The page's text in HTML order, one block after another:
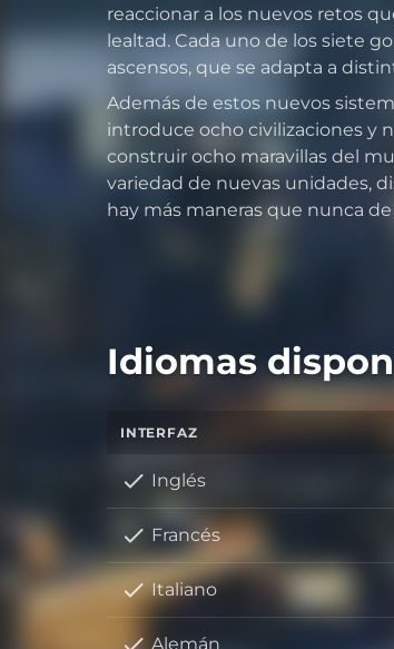
reaccionar a los nuevos retos
lealtad. Cada uno de los siete
ascensos, que se adapta a
Además de estos nuevos
introduce ocho civilizaciones y
construir ocho maravillas del
variedad de nuevas unidades,
hay más maneras que nunca
Idiomas
INTERFAZ
Inglés
Francés
Italiano
Alemán